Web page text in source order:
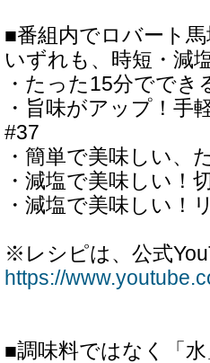
■番組内でロバート
いずれも、時短・減
・たった15分でで
・旨味がアップ！
#37
・簡単で美味しい、
・減塩で美味しい！
・減塩で美味しい！
※レシピは、公式
https://
■調味料ではなく「